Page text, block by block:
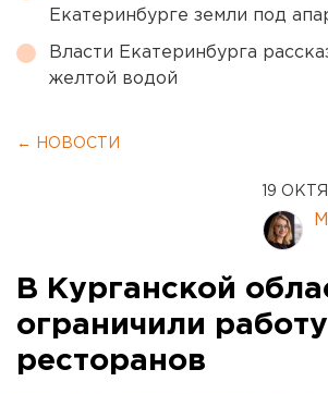
Екатеринбурге земли под
Власти Екатеринбурга
желтой водой
← НОВОСТИ
19
В Курганской
ограничили
ресторанов